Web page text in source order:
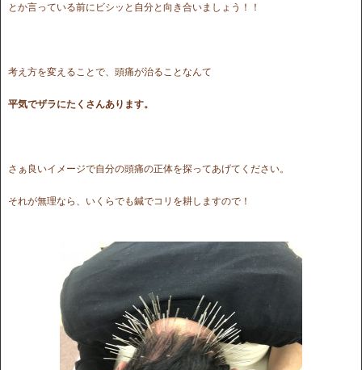
とか言っている前にビシッと自分と向き合いましょう！！
考え方を変えることで、頭痛が治ることなんて
平気でザラにたくさんあります。
さぁ良いイメージで自分の頭痛の正体を探ってあげてください。
それが無理なら、いくらでも鍼でコリを耕しますので！